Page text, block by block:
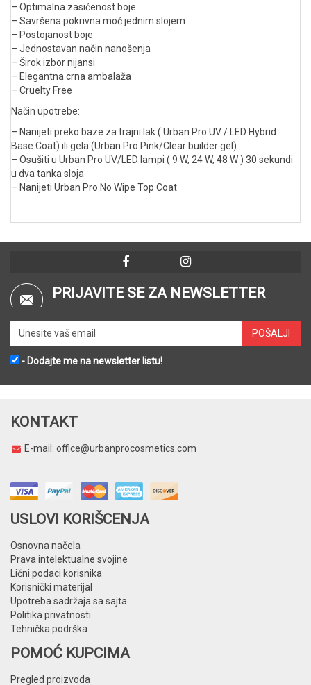
– Optimalna zasićenost boje
– Savršena pokrivna moć jednim slojem
– Postojanost boje
– Jednostavan način nanošenja
– Širok izbor nijansi
– Elegantna crna ambalaža
– Cruelty Free
Način upotrebe:
– Nanijeti preko baze za trajni lak ( Urban Pro UV / LED Hybrid
Base Coat) ili gela (Urban Pro Pink/Clear builder gel)
– Osušiti u Urban Pro UV/LED lampi ( 9 W, 24 W, 48 W ) 30 sekundi
u dva tanka sloja
– Nanijeti Urban Pro No Wipe Top Coat
PRIJAVITE SE ZA NEWSLETTER
- Dodajte me na newsletter listu!
KONTAKT
E-mail: office@urbanprocosmetics.com
USLOVI KORIŠCENJA
Osnovna načela
Prava intelektualne svojine
Lični podaci korisnika
Korisnički materijal
Upotreba sadržaja sa sajta
Politika privatnosti
Tehnička podrška
POMOĆ KUPCIMA
Pregled proizvoda